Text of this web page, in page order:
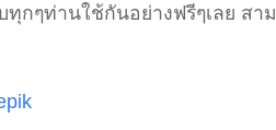
ทุกๆท่านใช้กันอย่างฟรีๆเลย ส